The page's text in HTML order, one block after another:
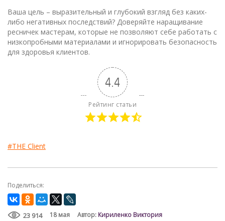
Ваша цель – выразительный и глубокий взгляд без каких-
либо негативных последствий? Доверяйте наращивание
ресничек мастерам, которые не позволяют себе работать с
низкопробными материалами и игнорировать безопасность
для здоровья клиентов.
4.4
Рейтинг статьи
#THE Client
Поделиться:
23 914 18 мая Автор: Кириленко Виктория